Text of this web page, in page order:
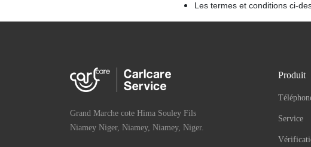
Les termes et conditions ci-
Grand Marche cote Hima Souley Fils
Niamey Niger, Niamey, Niamey, Niger.
Produit
Service